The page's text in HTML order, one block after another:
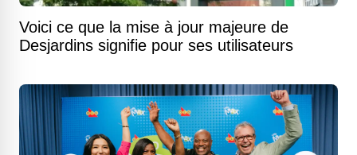
Voici ce que la mise à jour majeure de
Desjardins signifie pour ses utilisateurs